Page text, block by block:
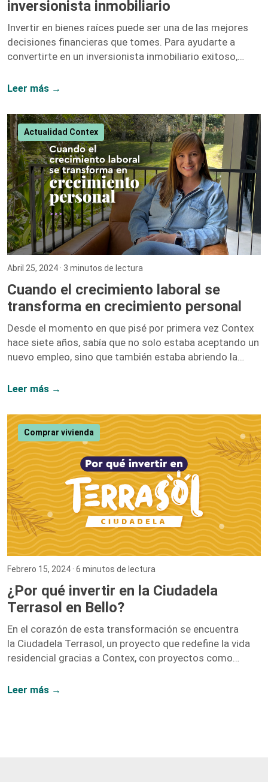
inversionista inmobiliario
Invertir en bienes raíces puede ser una de las mejores
decisiones financieras que tomes. Para ayudarte a
convertirte en un inversionista inmobiliario exitoso,
proporcionarán las herramientas y el conocimiento
recomendaciones más destacadas. 1. El Inversionista
Millonario de Bienes Raíces – Gary Keller Gary Keller,
fundador de Keller Williams Realty, recopila los
testimonios de más de 100 inversionistas millonarios
para ofrecer una guía completa sobre […]
Leer más →
Actualidad Contex
Abril 25, 2024 · 3 minutos de lectura
Cuando el crecimiento laboral se
transforma en crecimiento personal
Desde el momento en que pisé por primera vez Contex
hace siete años, sabía que no solo estaba aceptando un
nuevo empleo, sino que también estaba abriendo la
me equivoqué. Hoy, siete años después, puedo afirmar
van de la mano, y mi paso por esta compañía lo
demuestra. Iniciar como una entusiasta del marketing
digital y ascender hasta convertirme en la Directora […]
Leer más →
Comprar vivienda
Febrero 15, 2024 · 6 minutos de lectura
¿Por qué invertir en la Ciudadela
Terrasol en Bello?
En el corazón de esta transformación se encuentra
la Ciudadela Terrasol, un proyecto que redefine la vida
residencial gracias a Contex, con proyectos como
Leer más →